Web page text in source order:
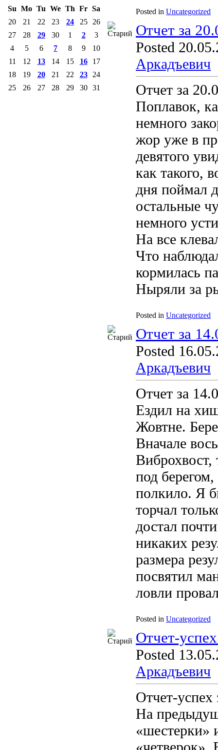
Posted in Uncategorized
Отчет за
Posted
Аркадъевич
Отчет за
Поплавок,
немного
жор уже в
девятого
как такого,
дня поймал
остальные
немного
На все
Что
кормилась
Ныряли за
Posted in Uncategorized
Отчет за
Posted
Аркадъевич
Отчет за
Ездил на
Жовтне.
Вначале
Виброхвост,
под
полкило. Я
торчал
достал
никаких
размера
посвятил
ловли
Posted in Uncategorized
Отчет-
Posted
Аркадъевич
Отчет-успех
На
«шестерки»
Su Mo Tu We Th Fr Sa
20
21 22 23 24 25
26
27
28 29 30 1 2
3
4
5 6 7 8 9
10
11
12 13 14 15 16
17
18
19 20 21 22 23
24
25
26 27 28 29 30 31